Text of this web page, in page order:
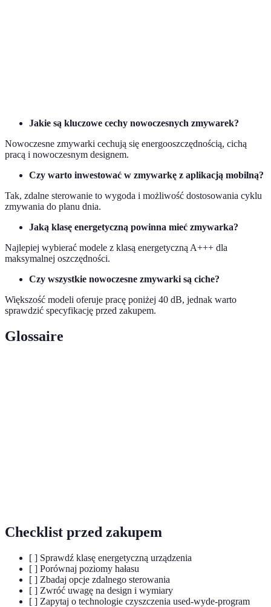
Jakie są kluczowe cechy nowoczesnych zmywarek?
Nowoczesne zmywarki cechują się energooszczędnością, cichą
pracą i nowoczesnym designem.
Czy warto inwestować w zmywarkę z aplikacją mobilną?
Tak, zdalne sterowanie to wygoda i możliwość dostosowania cyklu
zmywania do planu dnia.
Jaką klasę energetyczną powinna mieć zmywarka?
Najlepiej wybierać modele z klasą energetyczną A+++ dla
maksymalnej oszczędności.
Czy wszystkie nowoczesne zmywarki są ciche?
Większość modeli oferuje pracę poniżej 40 dB, jednak warto
sprawdzić specyfikację przed zakupem.
Glossaire
Checklist przed zakupem
[ ] Sprawdź klasę energetyczną urządzenia
[ ] Porównaj poziomy hałasu
[ ] Zbadaj opcje zdalnego sterowania
[ ] Zwróć uwagę na design i wymiary
[ ] Zapytaj o technologie czyszczenia used-wyde-program